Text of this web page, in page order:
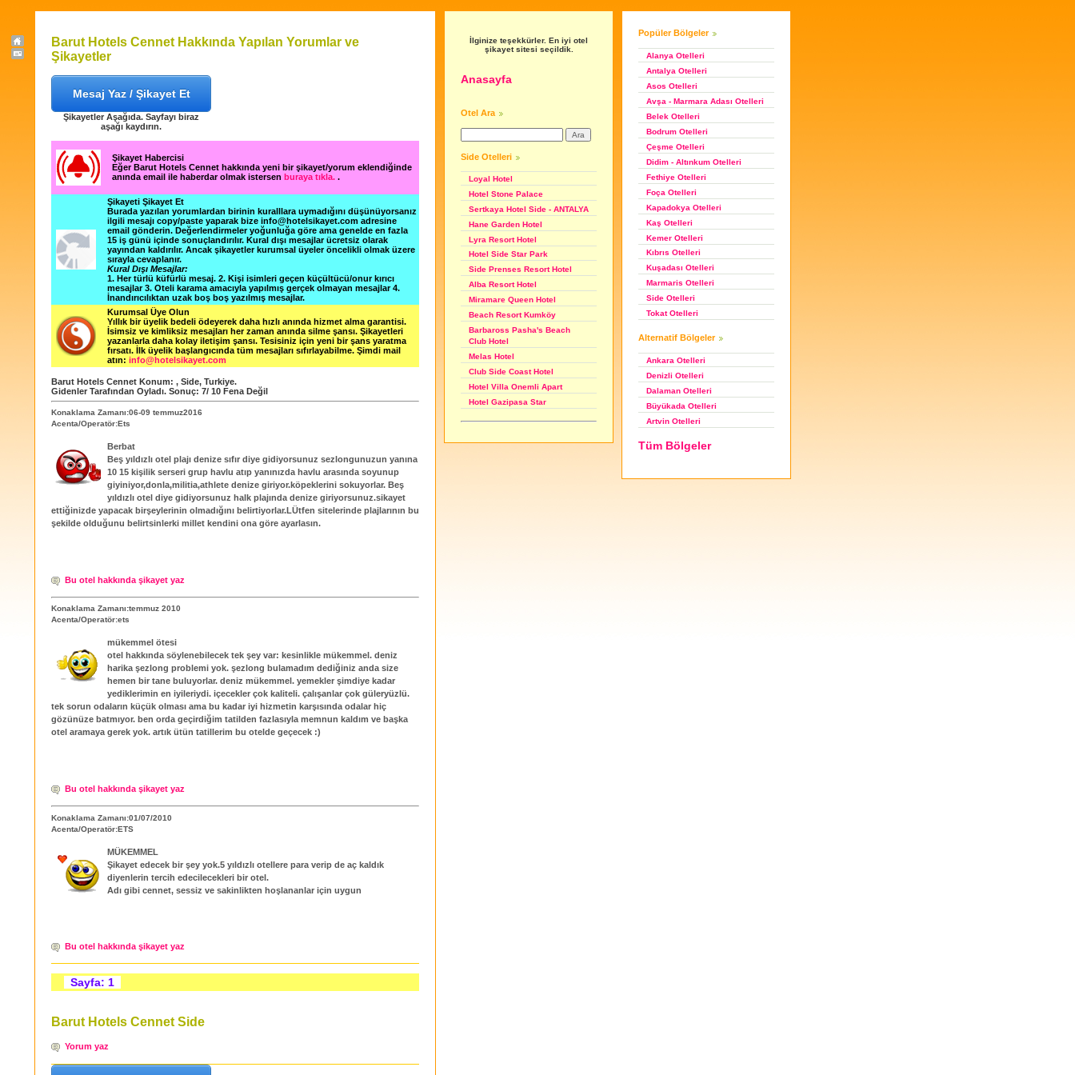
Barut Hotels Cennet Hakkında Yapılan Yorumlar ve
Şikayetler
Mesaj Yaz / Şikayet Et
Şikayetler Aşağıda. Sayfayı biraz
aşağı kaydırın.
Şikayet Habercisi
Eğer Barut Hotels Cennet hakkında yeni bir şikayet/yorum eklendiğinde
anında email ile haberdar olmak istersen buraya tıkla. .
Şikayeti Şikayet Et
Burada yazılan yorumlardan birinin kuralllara uymadığını düşünüyorsanız
ilgili mesajı copy/paste yaparak bize info@hotelsikayet.com adresine
email gönderin. Değerlendirmeler yoğunluğa göre ama genelde en fazla
15 iş günü içinde sonuçlandırılır. Kural dışı mesajlar ücretsiz olarak
yayından kaldırılır. Ancak şikayetler kurumsal üyeler öncelikli olmak üzere
sırayla cevaplanır.
Kural Dışı Mesajlar:
1. Her türlü küfürlü mesaj. 2. Kişi isimleri geçen küçültücü/onur kırıcı
mesajlar 3. Oteli karama amacıyla yapılmış gerçek olmayan mesajlar 4.
İnandırıcılıktan uzak boş boş yazılmış mesajlar.
Kurumsal Üye Olun
Yıllık bir üyelik bedeli ödeyerek daha hızlı anında hizmet alma garantisi.
İsimsiz ve kimliksiz mesajları her zaman anında silme şansı. Şikayetleri
yazanlarla daha kolay iletişim şansı. Tesisiniz için yeni bir şans yaratma
fırsatı. İlk üyelik başlangıcında tüm mesajları sıfırlayabilme. Şimdi mail
atın: info@hotelsikayet.com
Barut Hotels Cennet Konum: , Side, Turkiye.
Gidenler Tarafından Oyladı. Sonuç: 7/ 10 Fena Değil
Konaklama Zamanı:06-09 temmuz2016
Acenta/Operatör:Ets
Berbat
Beş yıldızlı otel plajı denize sıfır diye gidiyorsunuz sezlongunuzun yanına
10 15 kişilik serseri grup havlu atıp yanınızda havlu arasında soyunup
giyiniyor,donla,militia,athlete denize giriyor.köpeklerini sokuyorlar. Beş
yıldızlı otel diye gidiyorsunuz halk plajında denize giriyorsunuz.sikayet
ettiğinizde yapacak birşeylerinin olmadığını belirtiyorlar.LÜtfen sitelerinde plajlarının bu
şekilde olduğunu belirtsinlerki millet kendini ona göre ayarlasın.
Bu otel hakkında şikayet yaz
Konaklama Zamanı:temmuz 2010
Acenta/Operatör:ets
mükemmel ötesi
otel hakkında söylenebilecek tek şey var: kesinlikle mükemmel. deniz
harika şezlong problemi yok. şezlong bulamadım dediğiniz anda size
hemen bir tane buluyorlar. deniz mükemmel. yemekler şimdiye kadar
yediklerimin en iyileriydi. içecekler çok kaliteli. çalışanlar çok güleryüzlü.
tek sorun odaların küçük olması ama bu kadar iyi hizmetin karşısında odalar hiç
gözünüze batmıyor. ben orda geçirdiğim tatilden fazlasıyla memnun kaldım ve başka
otel aramaya gerek yok. artık ütün tatillerim bu otelde geçecek :)
Bu otel hakkında şikayet yaz
Konaklama Zamanı:01/07/2010
Acenta/Operatör:ETS
MÜKEMMEL
Şikayet edecek bir şey yok.5 yıldızlı otellere para verip de aç kaldık
diyenlerin tercih edecilecekleri bir otel.
Adı gibi cennet, sessiz ve sakinlikten hoşlananlar için uygun
Bu otel hakkında şikayet yaz
Sayfa: 1
Barut Hotels Cennet Side
Yorum yaz
İlginize teşekkürler. En iyi otel
şikayet sitesi seçildik.
Anasayfa
Otel Ara
Side Otelleri
Loyal Hotel
Hotel Stone Palace
Sertkaya Hotel Side - ANTALYA
Hane Garden Hotel
Lyra Resort Hotel
Hotel Side Star Park
Side Prenses Resort Hotel
Alba Resort Hotel
Miramare Queen Hotel
Beach Resort Kumköy
Barbaross Pasha's Beach
Club Hotel
Melas Hotel
Club Side Coast Hotel
Hotel Villa Onemli Apart
Hotel Gazipasa Star
Popüler Bölgeler
Alanya Otelleri
Antalya Otelleri
Asos Otelleri
Avşa - Marmara Adası Otelleri
Belek Otelleri
Bodrum Otelleri
Çeşme Otelleri
Didim - Altınkum Otelleri
Fethiye Otelleri
Foça Otelleri
Kapadokya Otelleri
Kaş Otelleri
Kemer Otelleri
Kıbrıs Otelleri
Kuşadası Otelleri
Marmaris Otelleri
Side Otelleri
Tokat Otelleri
Alternatif Bölgeler
Ankara Otelleri
Denizli Otelleri
Dalaman Otelleri
Büyükada Otelleri
Artvin Otelleri
Tüm Bölgeler